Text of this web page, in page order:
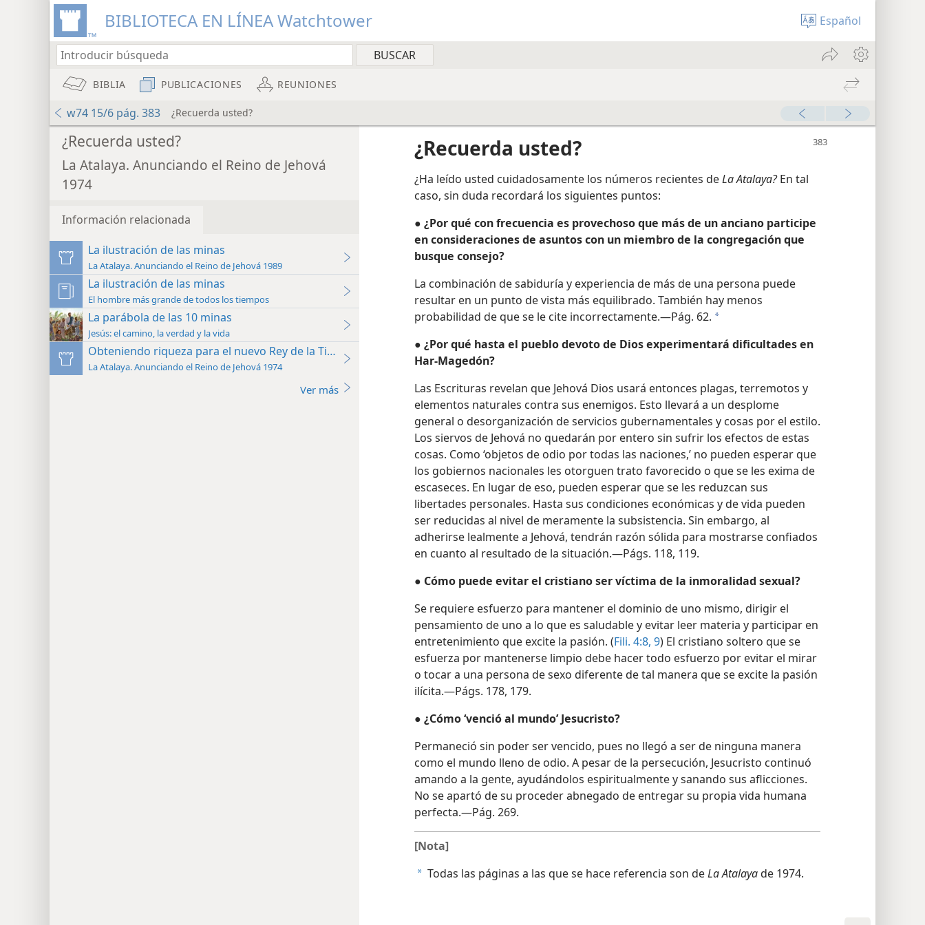
BIBLIOTECA EN LÍNEA Watchtower Español
BIBLIA PUBLICACIONES REUNIONES
w74 15/6 pág. 383 ¿Recuerda usted?
¿Recuerda usted?
La Atalaya. Anunciando el Reino de Jehová
1974
Información relacionada
La ilustración de las minas
La Atalaya. Anunciando el Reino de Jehová 1989
La ilustración de las minas
El hombre más grande de todos los tiempos
La parábola de las 10 minas
Jesús: el camino, la verdad y la vida
Obteniendo riqueza para el nuevo Rey de la Tierra
La Atalaya. Anunciando el Reino de Jehová 1974
Ver más
¿Recuerda usted?
¿Ha leído usted cuidadosamente los números recientes deLa Atalaya?En tal
caso, sin duda recordará los siguientes puntos:
● ¿Por qué con frecuencia es provechoso que más de un anciano participe
en consideraciones de asuntos con un miembro de la congregación que
busque consejo?
La combinación de sabiduría y experiencia de más de una persona puede
resultar en un punto de vista más equilibrado. También hay menos
probabilidad de que se le cite incorrectamente.—Pág. 62. a
● ¿Por qué hasta el pueblo devoto de Dios experimentará dificultades en
Har-Magedón?
Las Escrituras revelan que Jehová Dios usará entonces plagas, terremotos y
elementos naturales contra sus enemigos. Esto llevará a un desplome
general o desorganización de servicios gubernamentales y cosas por el estilo.
Los siervos de Jehová no quedarán por entero sin sufrir los efectos de estas
cosas. Como ‘objetos de odio por todas las naciones,’ no pueden esperar que
los gobiernos nacionales les otorguen trato favorecido o que se les exima de
escaseces. En lugar de eso, pueden esperar que se les reduzcan sus
libertades personales. Hasta sus condiciones económicas y de vida pueden
ser reducidas al nivel de meramente la subsistencia. Sin embargo, al
adherirse lealmente a Jehová, tendrán razón sólida para mostrarse confiados
en cuanto al resultado de la situación.—Págs. 118, 119.
● Cómo puede evitar el cristiano ser víctima de la inmoralidad sexual?
Se requiere esfuerzo para mantener el dominio de uno mismo, dirigir el
pensamiento de uno a lo que es saludable y evitar leer materia y participar en
entretenimiento que excite la pasión. (Fili. 4:8, 9) El cristiano soltero que se
esfuerza por mantenerse limpio debe hacer todo esfuerzo por evitar el mirar
o tocar a una persona de sexo diferente de tal manera que se excite la pasión
ilícita.—Págs. 178, 179.
● ¿Cómo ‘venció al mundo’ Jesucristo?
Permaneció sin poder ser vencido, pues no llegó a ser de ninguna manera
como el mundo lleno de odio. A pesar de la persecución, Jesucristo continuó
amando a la gente, ayudándolos espiritualmente y sanando sus aflicciones.
No se apartó de su proceder abnegado de entregar su propia vida humana
perfecta.—Pág. 269.
[Nota]
a Todas las páginas a las que se hace referencia son deLa Atalayade 1974.